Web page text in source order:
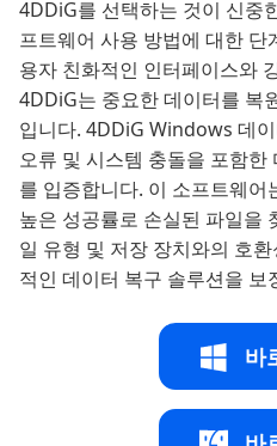
4DDiG를 선택하는 것이 신중
프트웨어 사용 방법에 대한
용자 친화적인 인터페이스와
4DDiG는 중요한 데이터를 복
입니다. 4DDiG Windows 데
오류 및 시스템 충돌을 포함
를 입증합니다. 이 소프트웨
높은 성공률로 손실된 파일을
일 유형 및 저장 장치와의 호
적인 데이터 복구 솔루션을 보
바